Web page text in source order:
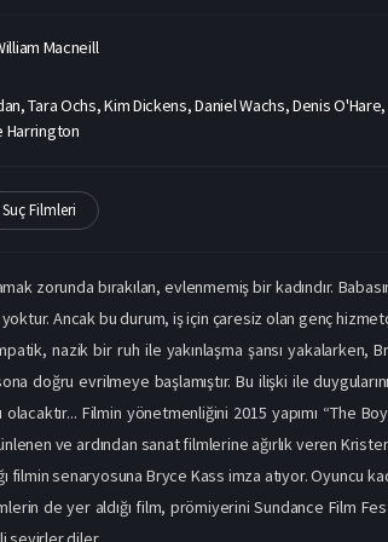
Macneill
Tara Ochs, Kim Dickens, Daniel Wachs, Denis
Harrington
Suç Filmleri
zorunda bırakılan, evlenmemiş bir kadındır.
Ancak bu durum, iş için çaresiz olan genç
nazik bir ruh ile yakınlaşma şansı yakalarken,
doğru evrilmeye başlamıştır. Bu ilişki ile
Filmin yönetmenliğini 2015 yapımı “The
ve ardından sanat filmlerine ağırlık veren
filmin senaryosuna Bryce Kass imza atıyor. Oyuncu
de yer aldığı film, prömiyerini Sundance Film